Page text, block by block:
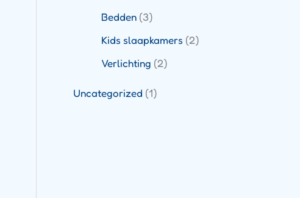
Bedden(3)
Kids slaapkamers (2)
Verlichting (2)
Uncategorized (1)